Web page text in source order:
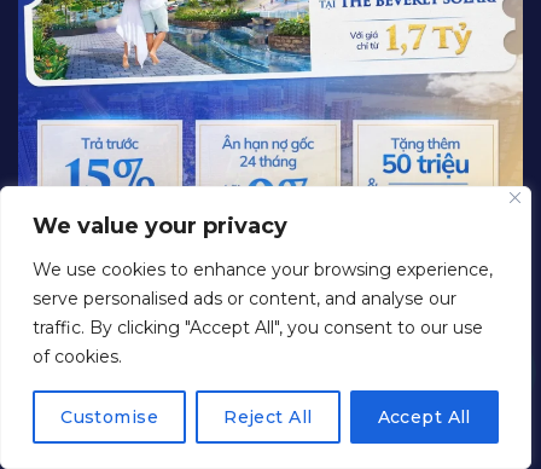
We value your privacy
We use cookies to enhance your browsing experience,
serve personalised ads or content, and analyse our
traffic. By clicking "Accept All", you consent to our use
of cookies.
Customise Reject All Accept All
NHẬN THÔNG TIN CHI TIẾT
(*) Mọi thông tin của quý khách hàng chỉ được sử